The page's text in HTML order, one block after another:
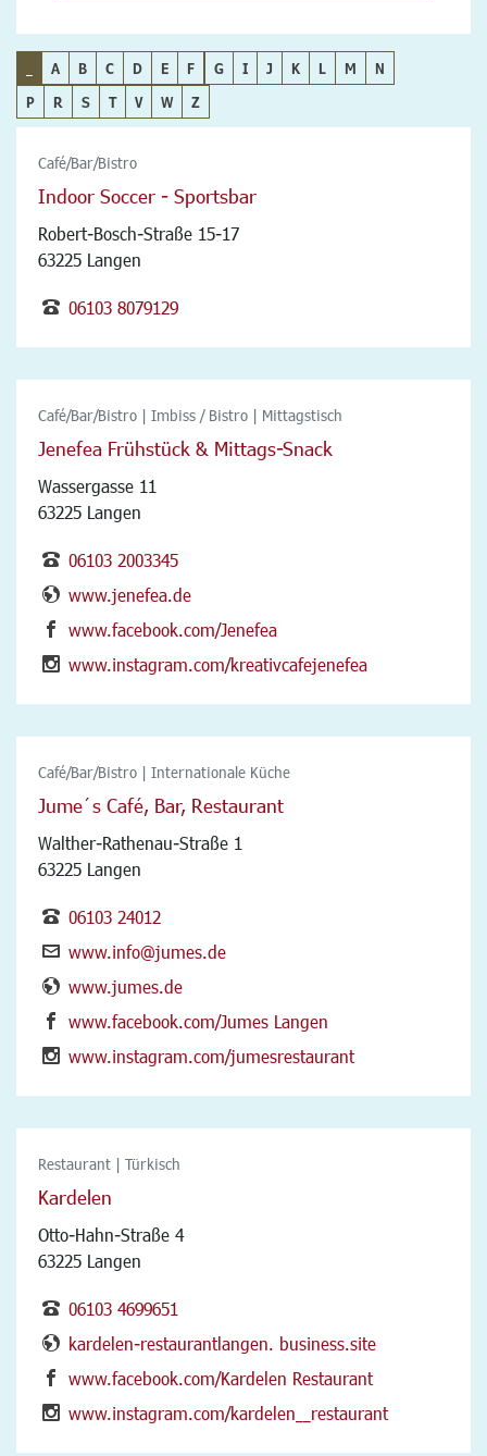
A B C D E F G I J K L M
N
P
R S T V W Z
Café/Bar/Bistro
Indoor Soccer - Sportsbar
Robert-Bosch-Straße 15-17
63225 Langen
06103 8079129
Café/Bar/Bistro | Imbiss / Bistro | Mittagstisch
Jenefea Frühstück & Mittags-Snack
Wassergasse 11
63225 Langen
06103 2003345
www.jenefea.de
www.facebook.com/Jenefea
www.instagram.com/kreativcafejenefea
Café/Bar/Bistro | Internationale Küche
Jume´s Café, Bar, Restaurant
Walther-Rathenau-Straße 1
63225 Langen
06103 24012
www.info@jumes.de
www.jumes.de
www.facebook.com/Jumes Langen
www.instagram.com/jumesrestaurant
Restaurant | Türkisch
Kardelen
Otto-Hahn-Straße 4
63225 Langen
06103 4699651
kardelen-restaurantlangen. business.site
www.facebook.com/Kardelen Restaurant
www.instagram.com/kardelen__restaurant